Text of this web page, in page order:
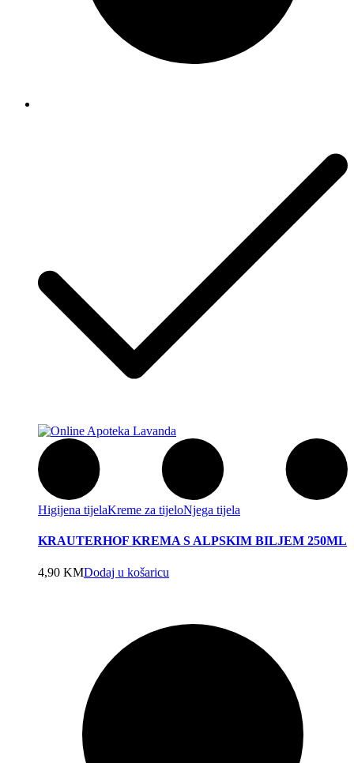
Higijena tijelaKreme za tijeloNjega tijela
KRAUTERHOF KREMA S ALPSKIM BILJEM 250ML
4,90 KMDodaj u košaricu